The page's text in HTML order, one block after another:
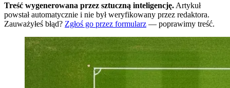
Treść wygenerowana przez sztuczną inteligencję. Artykuł
powstał automatycznie i nie był weryfikowany przez redaktora.
Zauważyłeś błąd? Zgłoś go przez formularz — poprawimy treść.